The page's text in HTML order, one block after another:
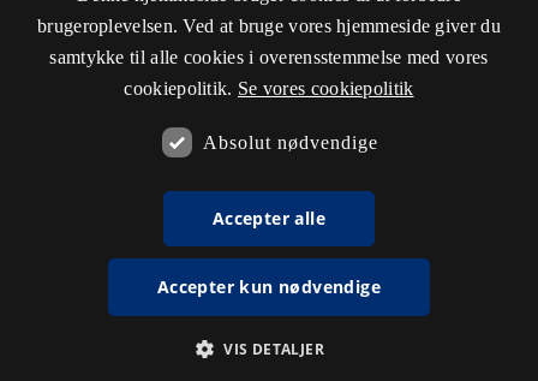
brugeroplevelsen. Ved at bruge vores hjemmeside giver du
samtykke til alle cookies i overensstemmelse med vores
cookiepolitik. Se vores cookiepolitik
Absolut nødvendige
Accepter alle
Accepter kun nødvendige
VIS DETALJER